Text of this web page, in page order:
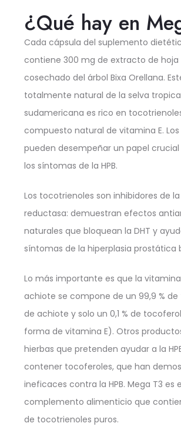
¿Qué hay en
Cada cápsula del suplemento
contiene 300 mg de extracto de
cosechado del árbol Bixa Orellana.
totalmente natural de la selva
sudamericana es rico en
compuesto natural de vitamina E.
pueden desempeñar un papel crucial
los síntomas de la HPB.
Los tocotrienoles son inhibidores de
reductasa: demuestran efectos
naturales que bloquean la DHT y
síntomas de la hiperplasia prostática
Lo más importante es que la vitamina
achiote se compone de un 99,9 %
de achiote y solo un 0,1 % de
forma de vitamina E). Otros
hierbas que pretenden ayudar a la
contener tocoferoles, que han
ineficaces contra la HPB. Mega T3 es
complemento alimenticio que
de tocotrienoles puros.